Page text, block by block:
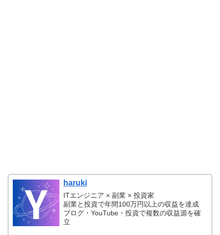
haruki
ITエンジニア × 副業 × 投資家
副業と投資で年間100万円以上の収益を達成
ブログ・YouTube・投資で複数の収益源を確
立